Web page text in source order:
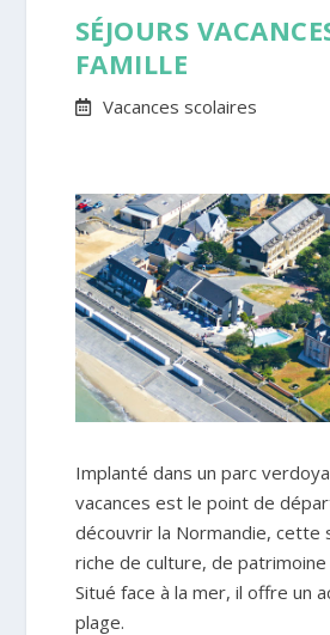
SÉJOURS
FAMILLE
Vacances scolaires
Implanté dans un parc
vacances est le point de
découvrir la Normandie, cette
riche de culture, de patrimoine
Situé face à la mer, il offre un
plage.